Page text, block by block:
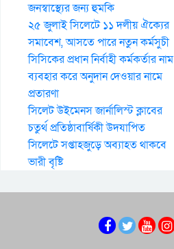
জনস্বাস্থ্যের জন্য হুমকি
২৫ জুলাই সিলেটে ১১ দলীয় ঐক্যের
সমাবেশ, আসতে পারে নতুন কর্মসুচী
সিসিকের প্রধান নির্বাহী কর্মকর্তার নাম
ব্যবহার করে অনুদান দেওয়ার নামে
প্রতারণা
সিলেট উইমেনস জার্নালিস্ট ক্লাবের
চতুর্থ প্রতিষ্ঠাবার্ষিকী উদযাপিত
সিলেটে সপ্তাহজুড়ে অব্যাহত থাকবে
ভারী বৃষ্টি